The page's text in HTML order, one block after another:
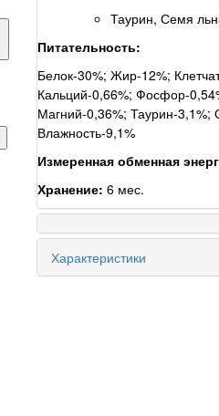
Таурин, Семя
Питательность:
Белок-30%; Жир-12%;
Кальций-0,66%; Фосфор-
Магний-0,36%; Таурин-
Влажность-9,1%
Измеренная обменная
Хранение: 6 мес.
Характеристики